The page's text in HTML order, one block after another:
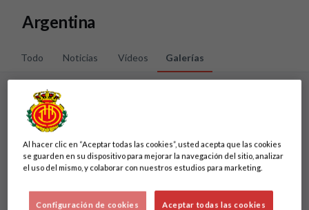
Argentina
Todo Noticias Vídeos Galerías
Lo sentimos, no hemos encontrado nada.
Intenta otra búsqueda.
Al hacer clic en “Aceptar todas las cookies”, usted acepta que las cookies
se guarden en su dispositivo para mejorar la navegación del sitio, analizar
el uso del mismo, y colaborar con nuestros estudios para marketing.
Aceptar todas las cookies
Configuración de cookies